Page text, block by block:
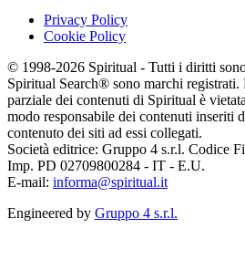
Privacy Policy
Cookie Policy
© 1998-2026 Spiritual - Tutti i diritti
Spiritual Search® sono marchi
parziale dei contenuti di Spiritual è
modo responsabile dei contenuti inseriti
contenuto dei siti ad essi collegati.
Società editrice: Gruppo 4 s.r.l. Codice
Imp. PD 02709800284 - IT - E.U.
E-mail: informa@spiritual.it
Engineered by Gruppo 4 s.r.l.